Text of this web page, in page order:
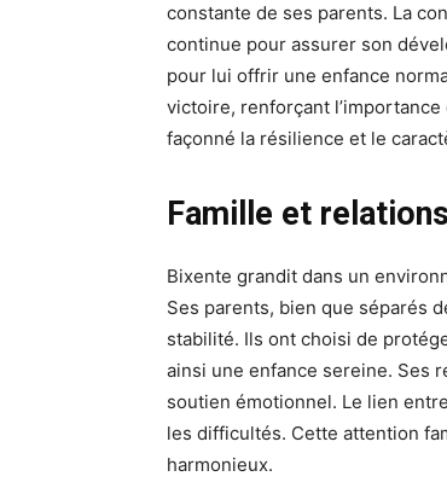
constante de ses parents. La
continue pour assurer son
pour lui offrir une enfance
victoire, renforçant l’importance
façonné la résilience et le
Famille et relations
Bixente grandit dans un
Ses parents, bien que séparés
stabilité. Ils ont choisi de
ainsi une enfance sereine. Ses
soutien émotionnel. Le lien
les difficultés. Cette attention
harmonieux.